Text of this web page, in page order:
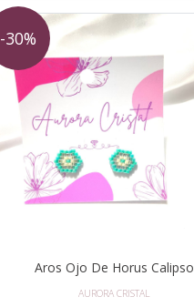
-30%
Aros Ojo De Horus Calipso
AURORA CRISTAL